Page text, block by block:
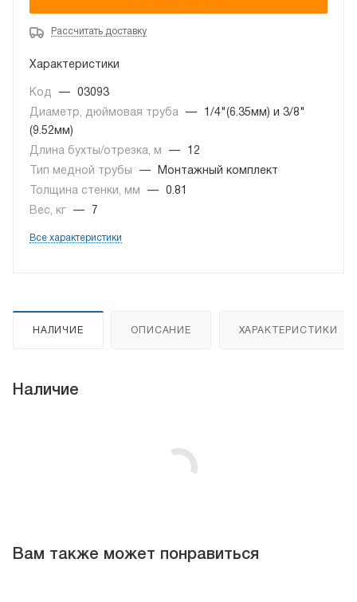
Рассчитать доставку
Характеристики
Код —
03093
Диаметр, дюймовая труба
—
1/4"(6.35мм) и 3/8"
(9.52мм)
Длина бухты/отрезка, м
—
12
Тип медной трубы
—
Монтажный комплект
Толщина стенки, мм
—
0.81
Вес, кг
— 7
Все характеристики
НАЛИЧИЕ ОПИСАНИЕ ХАРАКТЕРИСТИКИ
Наличие
Вам также может понравиться